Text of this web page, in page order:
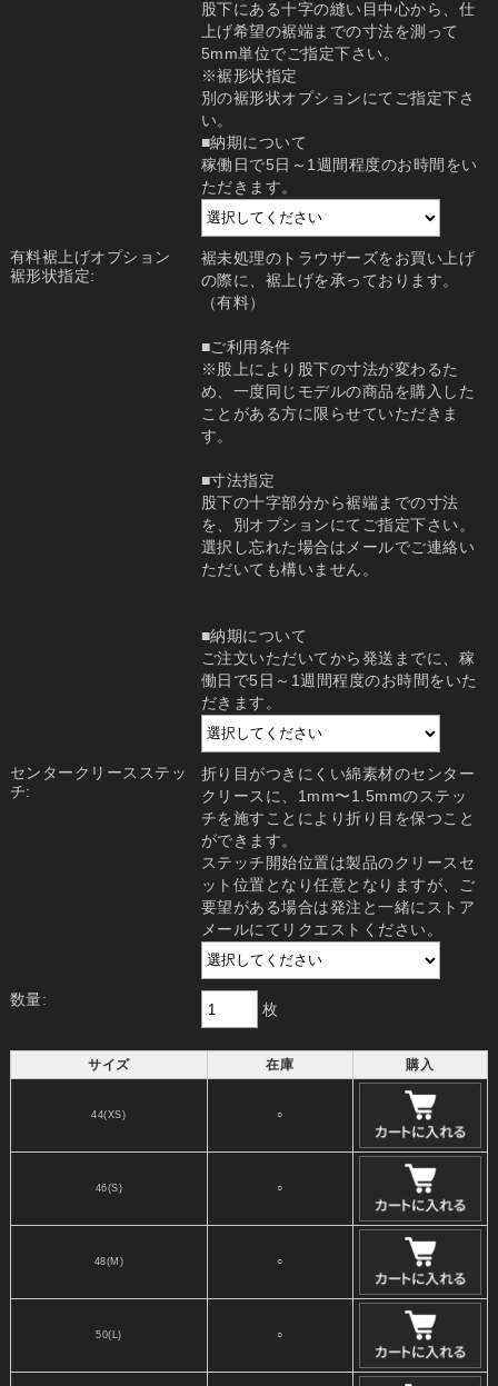
股下にある十字の縫い目中心から、仕
上げ希望の裾端までの寸法を測って
5mm単位でご指定下さい。
※裾形状指定
別の裾形状オプションにてご指定下さ
い。
■納期について
稼働日で5日～1週間程度のお時間をい
ただきます。
有料裾上げオプション
裾形状指定:
裾未処理のトラウザーズをお買い上げ
の際に、裾上げを承っております。
（有料）
■ご利用条件
※股上により股下の寸法が変わるた
め、一度同じモデルの商品を購入した
ことがある方に限らせていただきま
す。
■寸法指定
股下の十字部分から裾端までの寸法
を、別オプションにてご指定下さい。
選択し忘れた場合はメールでご連絡い
ただいても構いません。
■納期について
ご注文いただいてから発送までに、稼
働日で5日～1週間程度のお時間をいた
だきます。
センタークリースステッ
チ:
折り目がつきにくい綿素材のセンター
クリースに、1mm〜1.5mmのステッ
チを施すことにより折り目を保つこと
ができます。
ステッチ開始位置は製品のクリースセ
ット位置となり任意となりますが、ご
要望がある場合は発注と一緒にストア
メールにてリクエストください。
数量:
枚
サイズ 在庫 購入
44(XS) ○
46(S) ○
48(M) ○
50(L) ○